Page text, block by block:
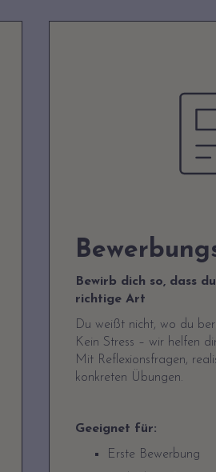
Bewirb dich so, dass
richtige Art
Du weißt nicht, wo du
Kein Stress – wir helfen
Mit Reflexionsfragen,
konkreten Übungen.
Geeignet für:
Erste Bewerbung